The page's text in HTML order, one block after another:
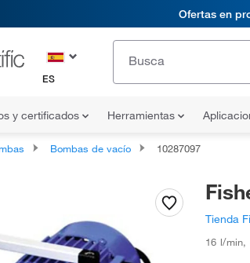
Ofertas en
ES
y certificados Herramientas
Bombas de vacío 10287097
Tienda
16 l/min,